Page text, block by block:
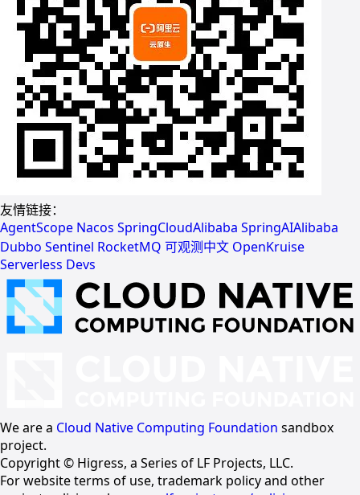
友情链接：
AgentScope Nacos SpringCloudAlibaba SpringAIAlibaba
Dubbo Sentinel RocketMQ 可观测中文 OpenKruise
Serverless Devs
We are a Cloud Native Computing Foundation sandbox
project.
Copyright © Higress, a Series of LF Projects, LLC.
For website terms of use, trademark policy and other